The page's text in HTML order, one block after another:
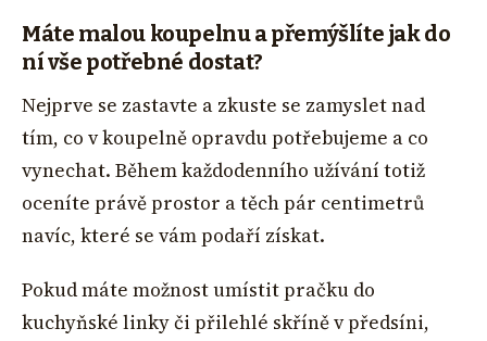
Máte malou koupelnu a přemýšlíte jak do
ní vše potřebné dostat?
Nejprve se zastavte a zkuste se zamyslet nad
tím, co v koupelně opravdu potřebujeme a co
vynechat. Během každodenního užívání totiž
oceníte právě prostor a těch pár centimetrů
navíc, které se vám podaří získat.
Pokud máte možnost umístit pračku do
kuchyňské linky či přilehlé skříně v předsíni,